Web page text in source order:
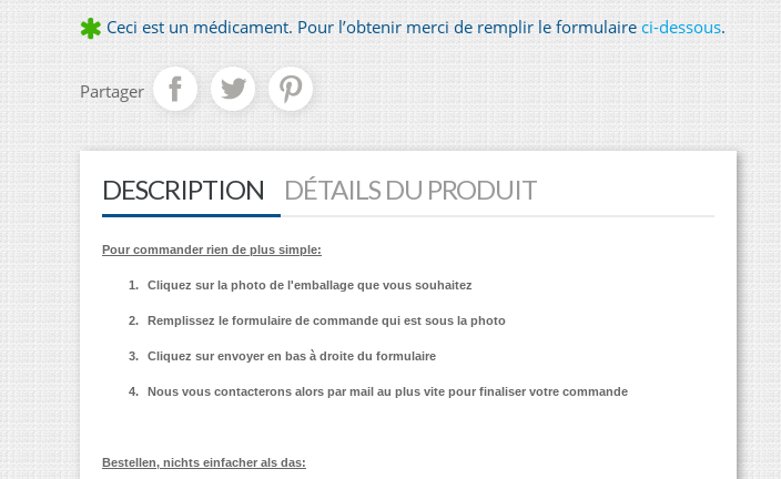
Ceci est un médicament. Pour l’obtenir merci de remplir le formulaireci-dessous.
Partager
DESCRIPTION DÉTAILS DU PRODUIT
Pour commander rien de plus simple:
1. Cliquez sur la photo de l'emballage que vous souhaitez
2. Remplissez le formulaire de commande qui est sous la photo
3. Cliquez sur envoyer en bas à droite du formulaire
4. Nous vous contacterons alors par mail au plus vite pour finaliser votre commande
Bestellen, nichts einfacher als das: